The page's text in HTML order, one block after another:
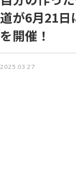
道が6月21日
を開催！
2025.03.27